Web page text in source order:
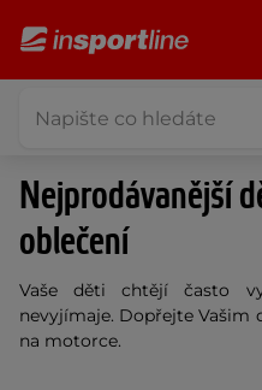
Nejprodávanější
oblečení
Vaše děti chtějí často
nevyjímaje. Dopřejte Vašim
na motorce.